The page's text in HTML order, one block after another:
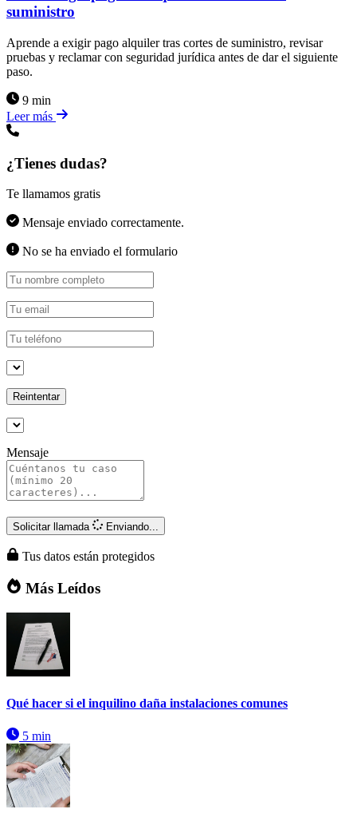
suministro
Aprende a exigir pago alquiler tras cortes de suministro, revisar
pruebas y reclamar con seguridad jurídica antes de dar el siguiente
paso.
9 min
Leer más
¿Tienes dudas?
Te llamamos gratis
Mensaje enviado correctamente.
No se ha enviado el formulario
Reintentar
Mensaje
Solicitar llamada Enviando...
Tus datos están protegidos
Más Leídos
Qué hacer si el inquilino daña instalaciones comunes
5 min